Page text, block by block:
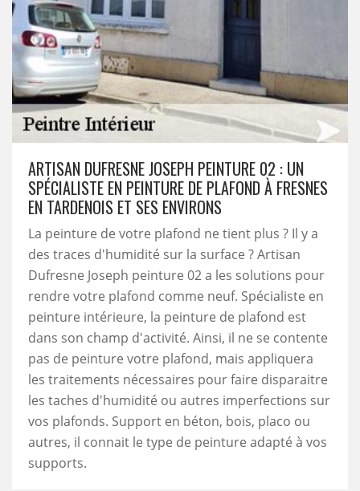
ARTISAN DUFRESNE JOSEPH PEINTURE 02 : UN
SPÉCIALISTE EN PEINTURE DE PLAFOND À FRESNES
EN TARDENOIS ET SES ENVIRONS
La peinture de votre plafond ne tient plus ? Il y a
des traces d'humidité sur la surface ? Artisan
Dufresne Joseph peinture 02 a les solutions pour
rendre votre plafond comme neuf. Spécialiste en
peinture intérieure, la peinture de plafond est
dans son champ d'activité. Ainsi, il ne se contente
pas de peinture votre plafond, mais appliquera
les traitements nécessaires pour faire disparaitre
les taches d'humidité ou autres imperfections sur
vos plafonds. Support en béton, bois, placo ou
autres, il connait le type de peinture adapté à vos
supports.